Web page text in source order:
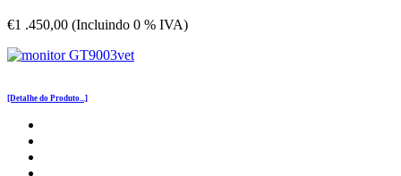
€1 .450,00 (Incluindo 0 % IVA)
[Detalhe do Produto...]